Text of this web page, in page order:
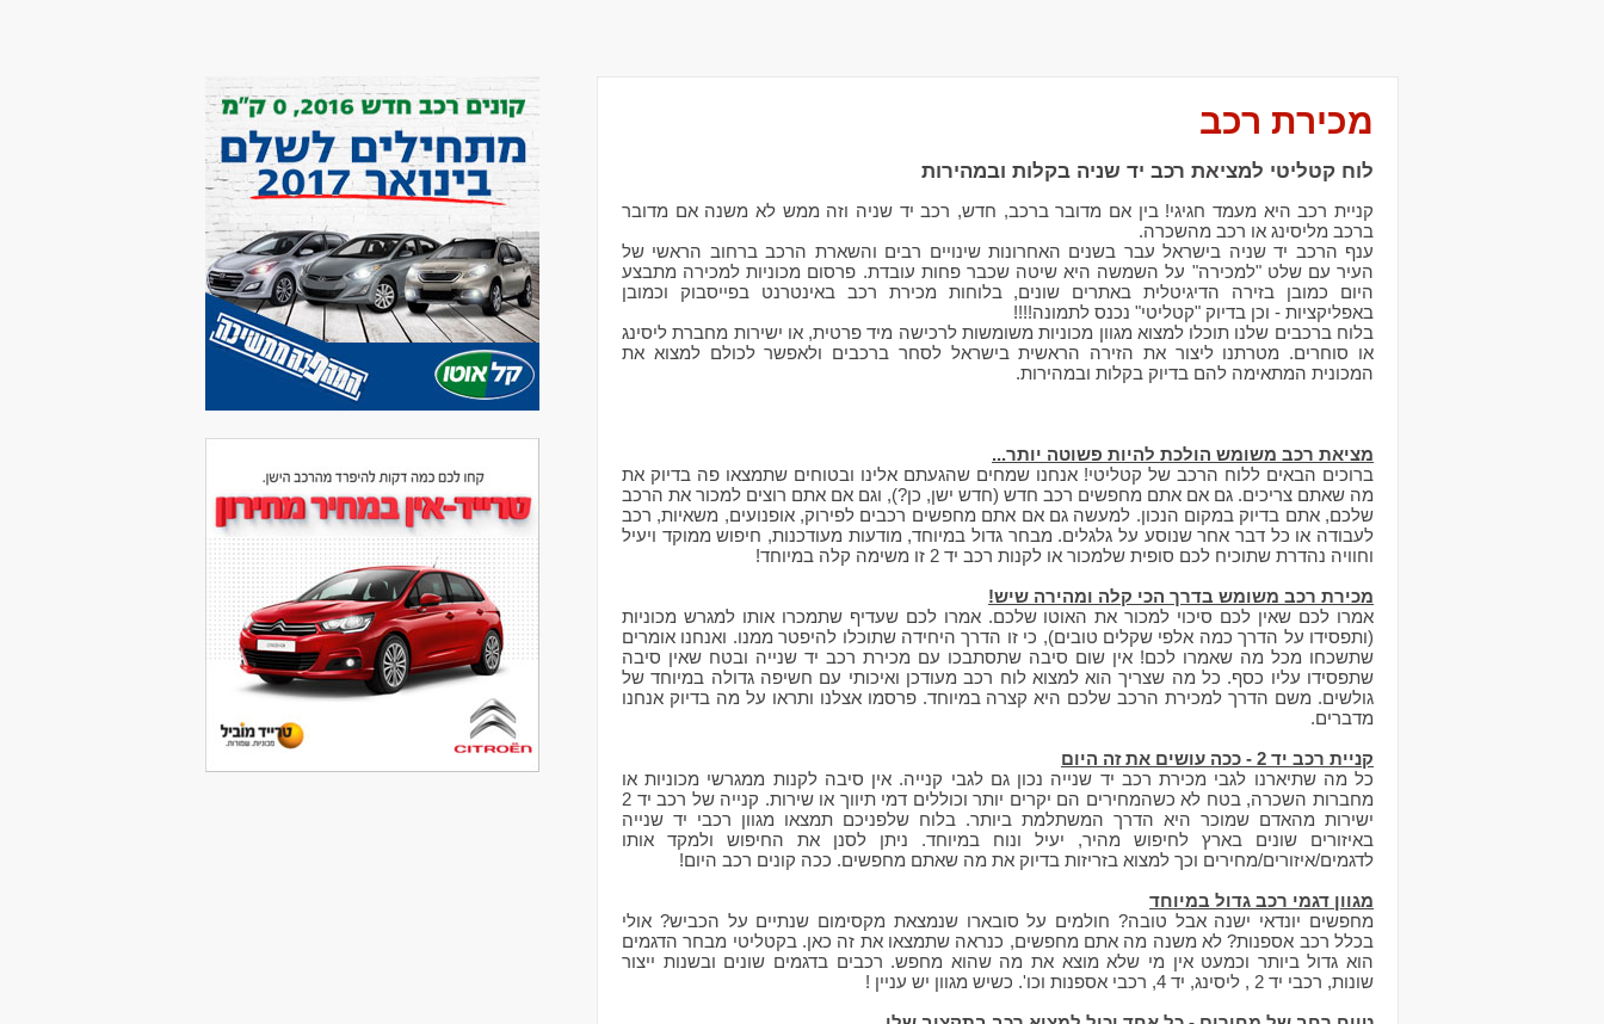
מכירת רכב
לוח קטליטי למציאת רכב יד שניה בקלות ובמהירות
קניית רכב היא מעמד חגיגי! בין אם מדובר ברכב, חדש, רכב יד שניה וזה ממש לא משנה אם מדובר
ברכב מליסינג או רכב מהשכרה.
ענף הרכב יד שניה בישראל עבר בשנים האחרונות שינויים רבים והשארת הרכב ברחוב הראשי של
העיר עם שלט "למכירה" על השמשה היא שיטה שכבר פחות עובדת. פרסום מכוניות למכירה מתבצע
היום כמובן בזירה הדיגיטלית באתרים שונים, בלוחות מכירת רכב באינטרנט בפייסבוק וכמובן
באפליקציות - וכן בדיוק "קטליטי" נכנס לתמונה!!!!
בלוח ברכבים שלנו תוכלו למצוא מגוון מכוניות משומשות לרכישה מיד פרטית, או ישירות מחברת ליסינג
או סוחרים. מטרתנו ליצור את הזירה הראשית בישראל לסחר ברכבים ולאפשר לכולם למצוא את
המכונית המתאימה להם בדיוק בקלות ובמהירות.
מציאת רכב משומש הולכת להיות פשוטה יותר...
ברוכים הבאים ללוח הרכב של קטליטי! אנחנו שמחים שהגעתם אלינו ובטוחים שתמצאו פה בדיוק את
מה שאתם צריכים. גם אם אתם מחפשים רכב חדש (חדש ישן, כן?), וגם אם אתם רוצים למכור את הרכב
שלכם, אתם בדיוק במקום הנכון. למעשה גם אם אתם מחפשים רכבים לפירוק, אופנועים, משאיות, רכב
לעבודה או כל דבר אחר שנוסע על גלגלים. מבחר גדול במיוחד, מודעות מעודכנות, חיפוש ממוקד ויעיל
וחוויה נהדרת שתוכיח לכם סופית שלמכור או לקנות רכב יד 2 זו משימה קלה במיוחד!
מכירת רכב משומש בדרך הכי קלה ומהירה שיש!
אמרו לכם שאין לכם סיכוי למכור את האוטו שלכם. אמרו לכם שעדיף שתמכרו אותו למגרש מכוניות
(ותפסידו על הדרך כמה אלפי שקלים טובים), כי זו הדרך היחידה שתוכלו להיפטר ממנו. ואנחנו אומרים
שתשכחו מכל מה שאמרו לכם! אין שום סיבה שתסתבכו עם מכירת רכב יד שנייה ובטח שאין סיבה
שתפסידו עליו כסף. כל מה שצריך הוא למצוא לוח רכב מעודכן ואיכותי עם חשיפה גדולה במיוחד של
גולשים. משם הדרך למכירת הרכב שלכם היא קצרה במיוחד. פרסמו אצלנו ותראו על מה בדיוק אנחנו
מדברים.
קניית רכב יד 2 - ככה עושים את זה היום
כל מה שתיארנו לגבי מכירת רכב יד שנייה נכון גם לגבי קנייה. אין סיבה לקנות ממגרשי מכוניות או
מחברות השכרה, בטח לא כשהמחירים הם יקרים יותר וכוללים דמי תיווך או שירות. קנייה של רכב יד 2
ישירות מהאדם שמוכר היא הדרך המשתלמת ביותר. בלוח שלפניכם תמצאו מגוון רכבי יד שנייה
באיזורים שונים בארץ לחיפוש מהיר, יעיל ונוח במיוחד. ניתן לסנן את החיפוש ולמקד אותו
לדגמים/איזורים/מחירים וכך למצוא בזריזות בדיוק את מה שאתם מחפשים. ככה קונים רכב היום!
מגוון דגמי רכב גדול במיוחד
מחפשים יונדאי ישנה אבל טובה? חולמים על סובארו שנמצאת מקסימום שנתיים על הכביש? אולי
בכלל רכב אספנות? לא משנה מה אתם מחפשים, כנראה שתמצאו את זה כאן. בקטליטי מבחר הדגמים
הוא גדול ביותר וכמעט אין מי שלא מוצא את מה שהוא מחפש. רכבים בדגמים שונים ובשנות ייצור
שונות, רכבי יד 2 , ליסינג, יד 4, רכבי אספנות וכו'. כשיש מגוון יש עניין !